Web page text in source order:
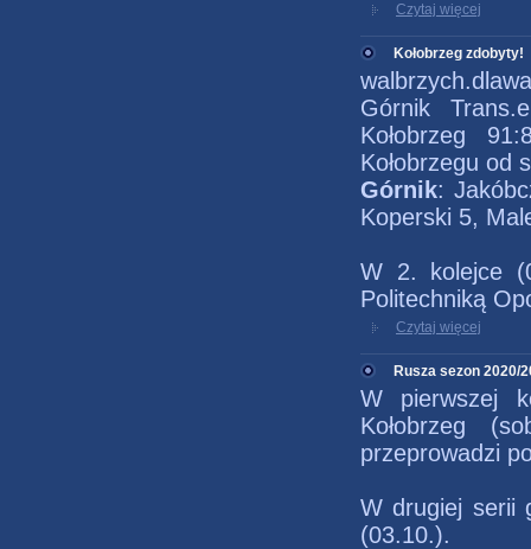
Czytaj więcej
Kołobrzeg zdobyty!
Górnik
Kołobrzeg
Kołobrzegu od
Górnik:
Koperski 5,
W 2. kolejce
Politechniką
Czytaj więcej
Rusza sezon 2020/
W pierwszej
Kołobrzeg
przeprowadzi
W drugiej serii
(03.10.).